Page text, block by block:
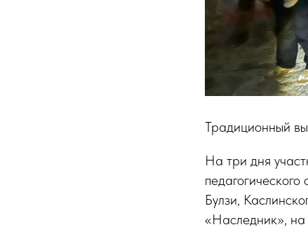
Традиционный
На три дня
Булзи,
«Наследник»,